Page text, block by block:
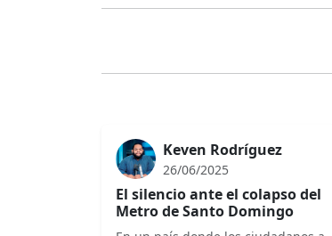
Keven Rodríguez
26/06/2025
El silencio ante el colapso del
Metro de Santo Domingo